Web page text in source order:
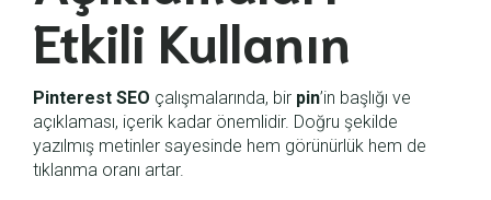
Etkili Kullanın
Pinterest SEO çalışmalarında, bir pin’in başlığı ve
açıklaması, içerik kadar önemlidir. Doğru şekilde
yazılmış metinler sayesinde hem görünürlük hem de
tıklanma oranı artar.